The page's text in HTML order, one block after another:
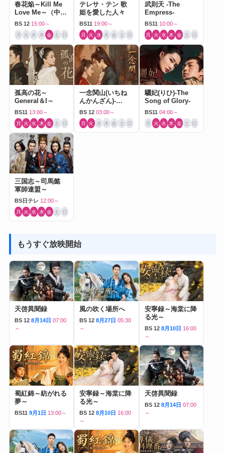
春花焔～Kill Me
Love Me～（中国
ドラマ）
BS 12 15:00～
月 火 水 木 金 土 日
テレサ・テン 歌
姫を愛した人々
BS11 19:00～
月 火 水 木 金 土 日
武則天 -The
Empress-
BS11 10:00～
月 火 水 木 金 土 日
孤高の花～
General＆I～
BS11 13:00～
月 火 水 木 金 土 日
一念関山(いちね
んかんざん)-
Journey to Love-
BS 12 03:00～
月 火 水 木 金 土 日
驪妃(りひ)-The
Song of Glory-
BS11 04:00～
月 火 水 木 金 土 日
三国志～司馬懿
軍師連盟～
BS日テレ 12:00～
月 火 水 木 金 土 日
もうすぐ放映開始
天啓異聞録
BS 12 8月14日 07:00
～
風の吹く場所へ
BS 12 8月27日 05:30
～
安寧録～海棠に降
る光～
BS 12 8月10日 16:00
～
蜀紅錦～紡がれる
夢～
BS11 9月1日 13:00～
安寧録～海棠に降
る光～
BS 12 8月10日 16:00
～
天啓異聞録
BS 12 8月14日 07:00
～